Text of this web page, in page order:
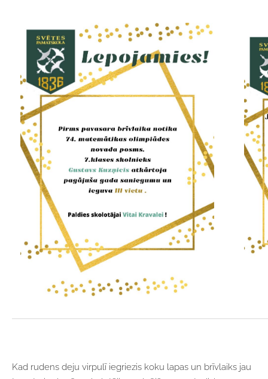
Kad rudens deju virpulī iegriezis koku lapas un brīvlaiks jau